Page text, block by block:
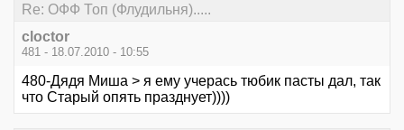
Re: ОФФ Топ (Флудильня).....
cloctor
481 - 18.07.2010 - 10:55
480-Дядя Миша > я ему учерась тюбик пасты дал, так
что Старый опять празднует))))